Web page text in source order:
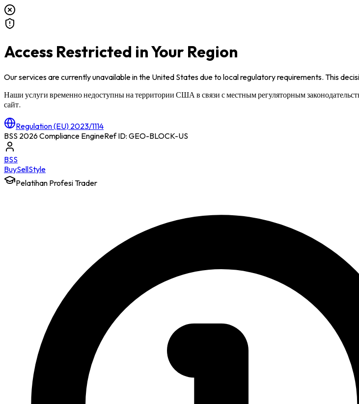
Access Restricted in Your Region
Our services are currently unavailable inthe United Statesdue to local regulatory requirements. This
Наши услуги временно недоступны на территории США в связи с местным регуляторным
сайт.
Regulation (EU) 2023/1114
BSS 2026 Compliance EngineRef ID: GEO-BLOCK-US
BSS
BuySellStyle
Pelatihan Profesi Trader